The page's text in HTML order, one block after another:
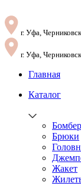
г. Уфа,
г. Уфа,
Главная
Каталог
Брюки
Жакет